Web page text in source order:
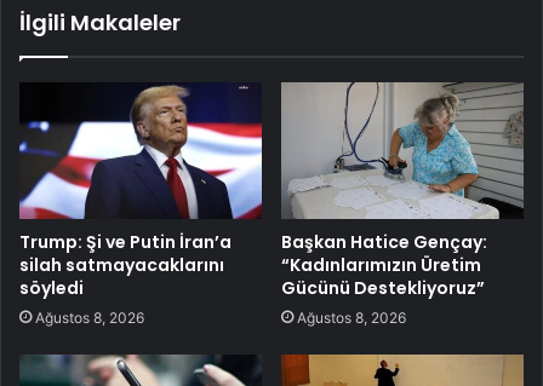
İlgili Makaleler
Trump: Şi ve Putin İran’a
silah satmayacaklarını
söyledi
Ağustos 8, 2026
Başkan Hatice Gençay:
“Kadınlarımızın Üretim
Gücünü Destekliyoruz”
Ağustos 8, 2026